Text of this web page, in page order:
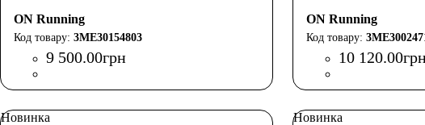
ON Running
3ME30154803
9 500.00грн
ON Running
10 120.00
Новинка Новинка